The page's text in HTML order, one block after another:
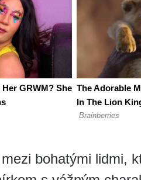
bohatými lidmi,